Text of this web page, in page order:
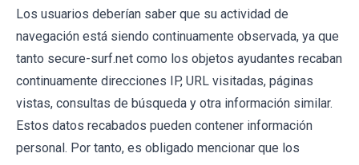
Los usuarios deberían saber que su actividad de
navegación está siendo continuamente observada, ya que
tanto secure-surf.net como los objetos ayudantes recaban
continuamente direcciones IP, URL visitadas, páginas
vistas, consultas de búsqueda y otra información similar.
Estos datos recabados pueden contener información
personal. Por tanto, es obligado mencionar que los